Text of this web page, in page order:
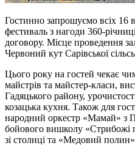
Гостинно запрошуємо всіх 16
фестиваль з нагоди 360-
договору. Місце проведення
Червоний кут Сарівської
Цього року на гостей чекає
майстрів та майстер-класи,
Гадяцького району,
козацька кухня. Також для
народний оркестр «Мамай» з
бойового вишколу «Стрибожі
зі столиці та «Медовий полин»